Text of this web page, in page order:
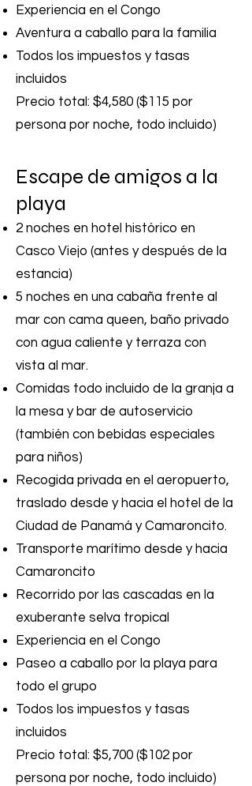
Experiencia en el Congo
Aventura a caballo para la familia
Todos los impuestos y tasas
incluidos
Precio total: $4,580 ($115 por
persona por noche, todo incluido)
Escape de amigos a la
playa
2 noches en hotel histórico en
Casco Viejo (antes y después de la
estancia)
5 noches en una cabaña frente al
mar con cama queen, baño privado
con agua caliente y terraza con
vista al mar.
Comidas todo incluido de la granja a
la mesa y bar de autoservicio
(también con bebidas especiales
para niños)
Recogida privada en el aeropuerto,
traslado desde y hacia el hotel de la
Ciudad de Panamá y Camaroncito.
Transporte marítimo desde y hacia
Camaroncito
Recorrido por las cascadas en la
exuberante selva tropical
Experiencia en el Congo
Paseo a caballo por la playa para
todo el grupo
Todos los impuestos y tasas
incluidos
Precio total: $5,700 ($102 por
persona por noche, todo incluido)